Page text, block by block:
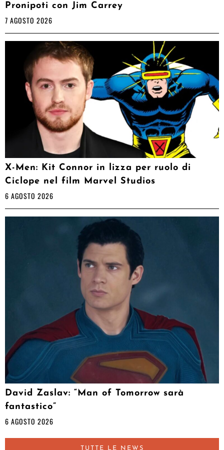
Pronipoti con Jim Carrey
7 AGOSTO 2026
X-Men: Kit Connor in lizza per ruolo di
Ciclope nel film Marvel Studios
6 AGOSTO 2026
David Zaslav: “Man of Tomorrow sarà
fantastico”
6 AGOSTO 2026
TUTTE LE NEWS